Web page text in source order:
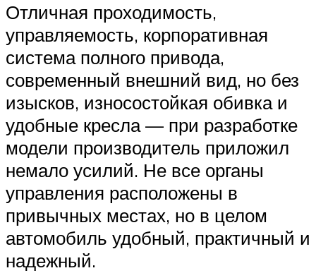
Отличная проходимость,
управляемость, корпоративная
система полного привода,
современный внешний вид, но без
изысков, износостойкая обивка и
удобные кресла — при разработке
модели производитель приложил
немало усилий. Не все органы
управления расположены в
привычных местах, но в целом
автомобиль удобный, практичный и
надежный.